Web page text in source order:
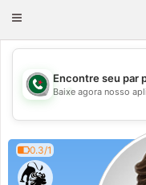
Toggle
💖
Encontre seu par
Baixe agora nosso
0.3/1